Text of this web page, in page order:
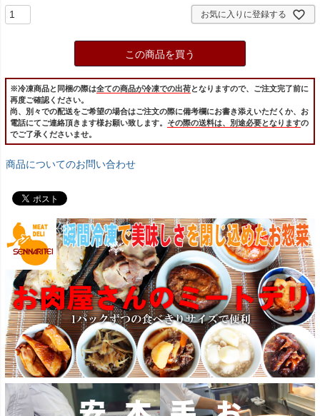
お気に入りに登録する
この商品を買う
※冷凍商品と同梱の際は全ての商品が冷凍での出荷となりますので、ご注文完了前に
再度ご確認ください。
尚、別々での配送をご希望の場合はご注文の際に備考欄にお書き添えいただくか、お
電話にてご連絡頂きます様お願い致します。 その際の送料は、別途必要となりますの
でご了承くださいませ。
商品についてのお問い合わせ